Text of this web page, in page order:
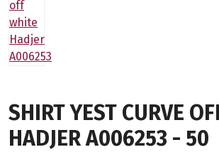
SHIRT YEST CURVE
HADJER A006253 - 50